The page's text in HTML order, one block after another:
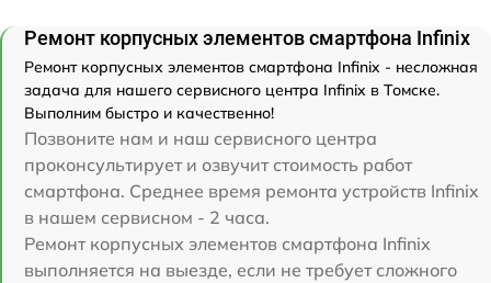
Ремонт корпусных элементов смартфона Infinix
Ремонт корпусных элементов смартфона Infinix - несложная
задача для нашего сервисного центра Infinix в Томске.
Выполним быстро и качественно!
Позвоните нам и наш сервисного центра
проконсультирует и озвучит стоимость работ
смартфона. Среднее время ремонта устройств Infinix
в нашем сервисном - 2 часа.
Ремонт корпусных элементов смартфона Infinix
выполняется на выезде, если не требует сложного